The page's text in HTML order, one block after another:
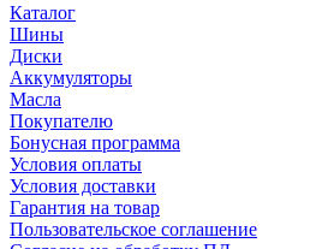
Каталог
Шины
Диски
Аккумуляторы
Масла
Покупателю
Бонусная программа
Условия оплаты
Условия доставки
Гарантия на товар
Пользовательское соглашение